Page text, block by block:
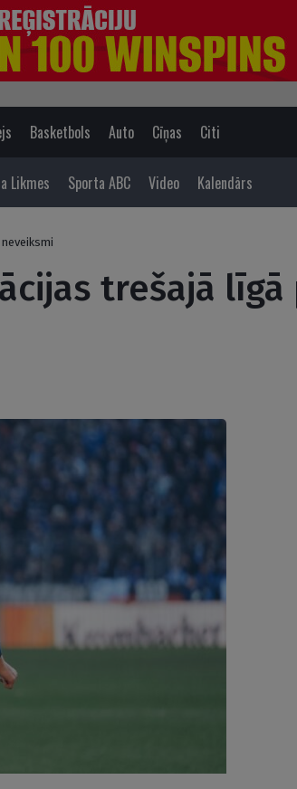
Basketbols Auto Cīņas Citi
Likmes Sporta ABC Video Kalendārs
trešajā